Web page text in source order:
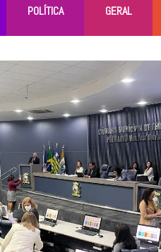
POLÍTICA GERAL